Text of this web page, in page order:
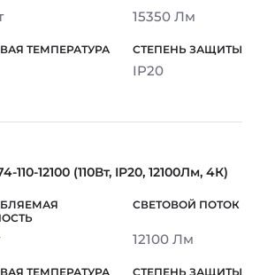
15350 Лм
IP20
110-12100 (110Вт, IP20, 12100Лм, 4К)
12100 Лм